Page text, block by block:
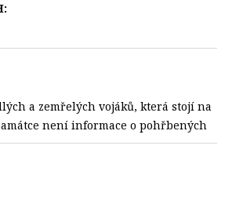
a zemřelých vojáků, která stojí na
není informace o pohřbených